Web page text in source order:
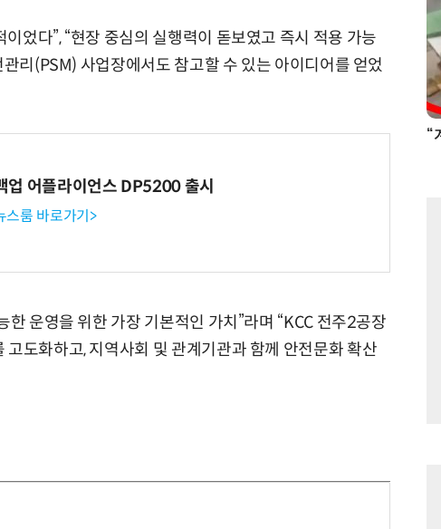
었다”, “현장 중심의 실행력이 돋보였고 즉시 적용 가능
리(PSM) 사업장에서도 참고할 수 있는 아이디어를 얻었
업 어플라이언스 DP5200 출시
스룸 바로가기>
운영을 위한 가장 기본적인 가치”라며 “KCC 전주2공장
도화하고, 지역사회 및 관계기관과 함께 안전문화 확산
거미줄 쏘고 자동 회수까지…현실판 스파이더맨 웹 슈터 70년 만에 돌아온 시베리아호랑이…카자흐스탄 야생에 풀렸다